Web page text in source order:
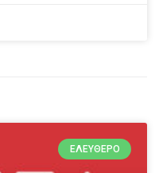
ΕΛΕΎΘΕΡΟ